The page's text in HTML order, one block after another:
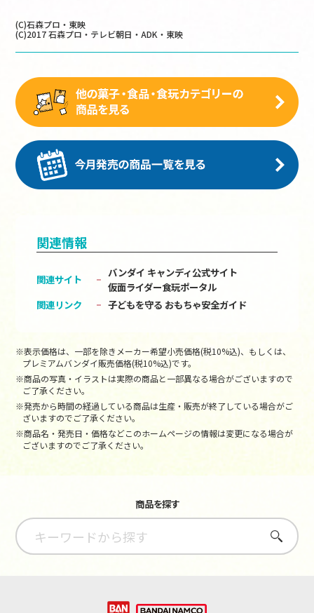
(C)石森プロ・東映
(C)2017 石森プロ・テレビ朝日・ADK・東映
関連情報
関連サイト
バンダイ キャンディ公式サイト
仮面ライダー食玩ポータル
関連リンク
子どもを守る おもちゃ安全ガイド
※表示価格は、一部を除きメーカー希望小売価格(税10%込)、もしくは、
プレミアムバンダイ販売価格(税10%込)です。
※商品の写真・イラストは実際の商品と一部異なる場合がございますので
ご了承ください。
※発売から時間の経過している商品は生産・販売が終了している場合がご
ざいますのでご了承ください。
※商品名・発売日・価格などこのホームページの情報は変更になる場合が
ございますのでご了承ください。
商品を探す
さがす